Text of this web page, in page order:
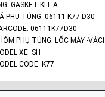
GASKET KIT A
PHỤ TÙNG: 06111-K77-D30
06111K77D30
XE: SH
CODE: K77